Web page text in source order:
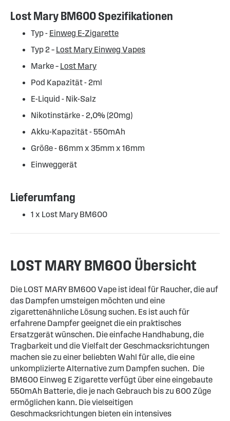
Lost Mary BM600 Spezifikationen
Typ - Einweg E-Zigarette
Typ 2 – Lost Mary Einweg Vapes
Marke – Lost Mary
Pod Kapazität - 2ml
E-Liquid - Nik-Salz
Nikotinstärke - 2,0% (20mg)
Akku-Kapazität - 550mAh
Größe - 66mm x 35mm x 16mm
Einweggerät
Lieferumfang
1 x Lost Mary BM600
LOST MARY BM600 Übersicht
Die LOST MARY BM600 Vape ist ideal für Raucher, die auf
das Dampfen umsteigen möchten und eine
zigarettenähnliche Lösung suchen. Es ist auch für
erfahrene Dampfer geeignet die ein praktisches
Ersatzgerät wünschen. Die einfache Handhabung, die
Tragbarkeit und die Vielfalt der Geschmacksrichtungen
machen sie zu einer beliebten Wahl für alle, die eine
unkomplizierte Alternative zum Dampfen suchen. Die
BM600 Einweg E Zigarette verfügt über eine eingebaute
550mAh Batterie, die je nach Gebrauch bis zu 600 Züge
ermöglichen kann. Die vielseitigen
Geschmacksrichtungen bieten ein intensives